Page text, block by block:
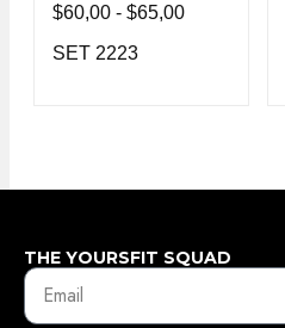
$60,00 - $65,00
SET 2223
THE YOURSFIT SQUAD